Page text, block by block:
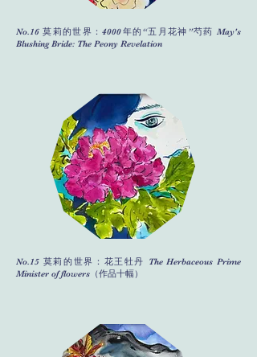
No.16 莫莉的世界：4000年的“五月花神”芍药 May's
Blushing Bride: The Peony Revelation
No.15 莫莉的世界：花王牡丹 The Herbaceous Prime
Minister of flowers（作品十幅）